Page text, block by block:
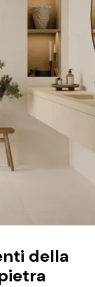
della